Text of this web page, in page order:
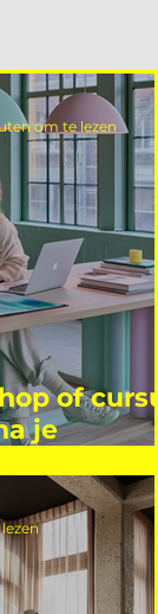
of
je
om te lezen